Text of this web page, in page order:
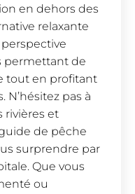
en dehors des
relaxante
permettant de
tout en profitant
N’hésitez pas à
rivières et
de pêche
surprendre par
Que vous
ou